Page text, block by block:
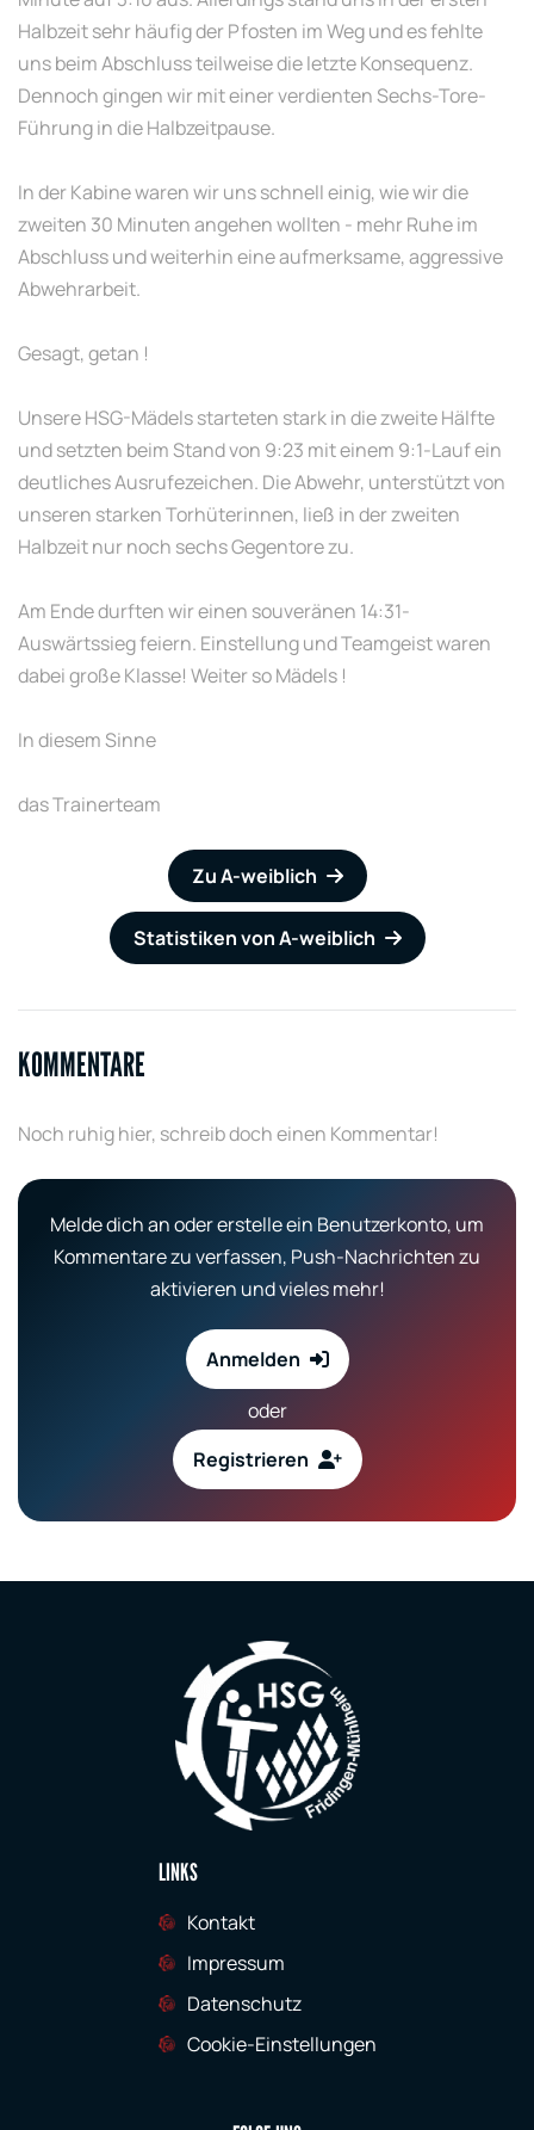
Halbzeit sehr häufig der Pfosten im Weg und es fehlte
uns beim Abschluss teilweise die letzte Konsequenz.
Dennoch gingen wir mit einer verdienten Sechs-Tore-
Führung in die Halbzeitpause.
In der Kabine waren wir uns schnell einig, wie wir die
zweiten 30 Minuten angehen wollten - mehr Ruhe im
Abschluss und weiterhin eine aufmerksame, aggressive
Abwehrarbeit.
Gesagt, getan !
Unsere HSG-Mädels starteten stark in die zweite Hälfte
und setzten beim Stand von 9:23 mit einem 9:1-Lauf ein
deutliches Ausrufezeichen. Die Abwehr, unterstützt von
unseren starken Torhüterinnen, ließ in der zweiten
Halbzeit nur noch sechs Gegentore zu.
Am Ende durften wir einen souveränen 14:31-
Auswärtssieg feiern. Einstellung und Teamgeist waren
dabei große Klasse! Weiter so Mädels !
In diesem Sinne
das Trainerteam
Zu A-weiblich
Statistiken von A-weiblich
KOMMENTARE
Noch ruhig hier, schreib doch einen Kommentar!
Melde dich an oder erstelle ein Benutzerkonto, um
Kommentare zu verfassen, Push-Nachrichten zu
aktivieren und vieles mehr!
Anmelden
oder
Registrieren
LINKS
Kontakt
Impressum
Datenschutz
Cookie-Einstellungen